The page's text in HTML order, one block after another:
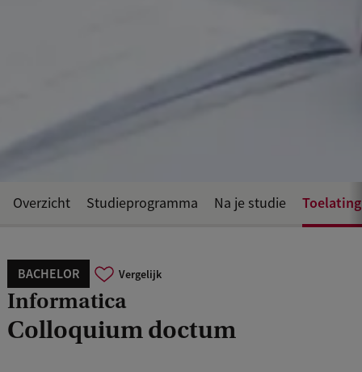
BACHELOR Vergelijk
Informatica
Colloquium doctum
Overzicht Studieprogramma Na je studie